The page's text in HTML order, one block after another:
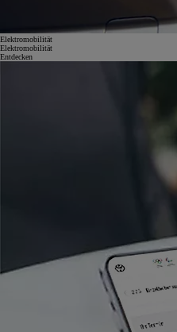
Elektromobilität
Elektromobilität
Entdecken